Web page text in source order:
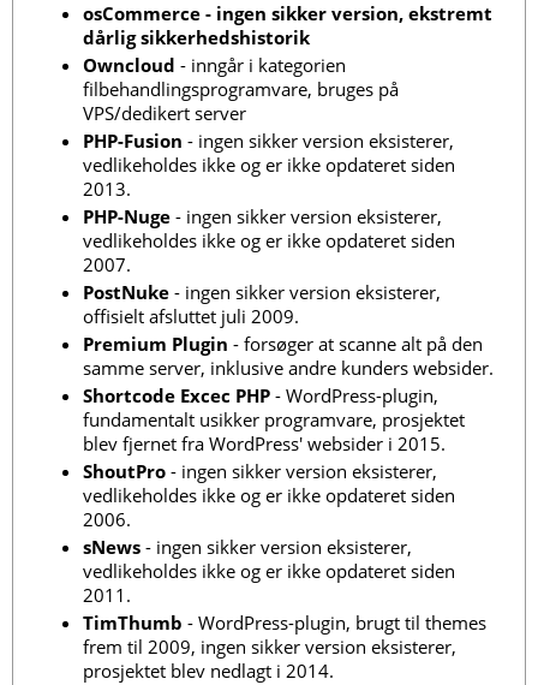
osCommerce - ingen sikker version, ekstremt
dårlig sikkerhedshistorik
Owncloud - inngår i kategorien
filbehandlingsprogramvare, bruges på
VPS/dedikert server
PHP-Fusion - ingen sikker version eksisterer,
vedlikeholdes ikke og er ikke opdateret siden
2013.
PHP-Nuge - ingen sikker version eksisterer,
vedlikeholdes ikke og er ikke opdateret siden
2007.
PostNuke - ingen sikker version eksisterer,
offisielt afsluttet juli 2009.
Premium Plugin - forsøger at scanne alt på den
samme server, inklusive andre kunders websider.
Shortcode Excec PHP - WordPress-plugin,
fundamentalt usikker programvare, prosjektet
blev fjernet fra WordPress' websider i 2015.
ShoutPro - ingen sikker version eksisterer,
vedlikeholdes ikke og er ikke opdateret siden
2006.
sNews - ingen sikker version eksisterer,
vedlikeholdes ikke og er ikke opdateret siden
2011.
TimThumb - WordPress-plugin, brugt til themes
frem til 2009, ingen sikker version eksisterer,
prosjektet blev nedlagt i 2014.